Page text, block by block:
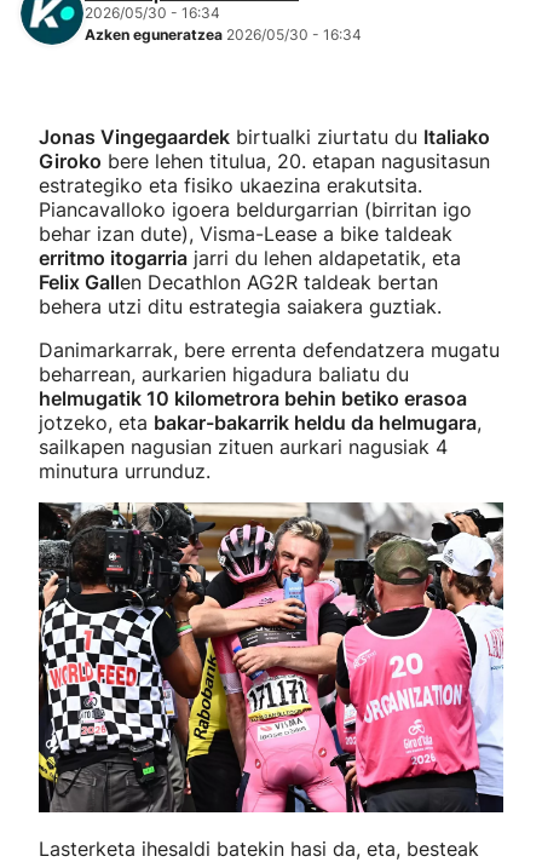
2026/05/30 - 16:34
Azken eguneratzea 2026/05/30 - 16:34
Jonas Vingegaardek birtualki ziurtatu du Italiako
Giroko bere lehen titulua, 20. etapan nagusitasun
estrategiko eta fisiko ukaezina erakutsita.
Piancavalloko igoera beldurgarrian (birritan igo
behar izan dute), Visma-Lease a bike taldeak
erritmo itogarria jarri du lehen aldapetatik, eta
Felix Gallen Decathlon AG2R taldeak bertan
behera utzi ditu estrategia saiakera guztiak.
Danimarkarrak, bere errenta defendatzera mugatu
beharrean, aurkarien higadura baliatu du
helmugatik 10 kilometrora behin betiko erasoa
jotzeko, eta bakar-bakarrik heldu da helmugara,
sailkapen nagusian zituen aurkari nagusiak 4
minutura urrunduz.
Lasterketa ihesaldi batekin hasi da, eta, besteak